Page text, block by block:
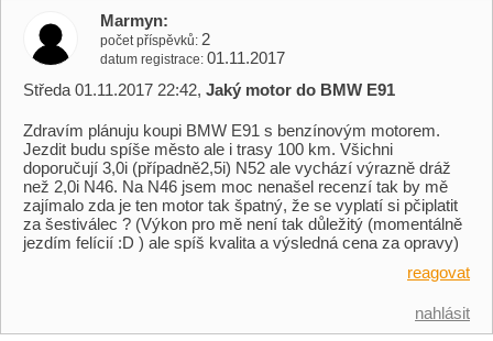
Marmyn
počet příspěvků 2
datum registrace 01.11.2017
Středa 01.11.2017 22:42, Jaký motor do BMW E91
Zdravím plánuju koupi BMW E91 s benzínovým motorem.
Jezdit budu spíše město ale i trasy 100 km. Všichni
doporučují 3,0i (případně2,5i) N52 ale vychází výrazně dráž
než 2,0i N46. Na N46 jsem moc nenašel recenzí tak by mě
zajímalo zda je ten motor tak špatný, že se vyplatí si pčiplatit
za šestiválec ? (Výkon pro mě není tak důležitý (momentálně
jezdím felícií :D ) ale spíš kvalita a výsledná cena za opravy)
reagovat
nahlásit